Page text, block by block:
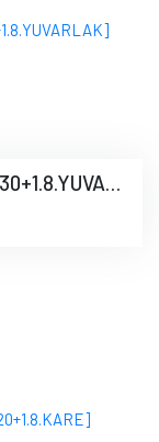
Ahşap Sunum Çerezlik Tabağı[30+30+1.8.YUVARLAK]